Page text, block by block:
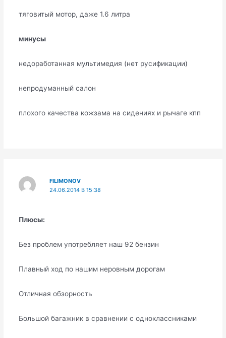
тяговитый мотор, даже 1.6 литра
минусы
недоработанная мультимедия (нет русификации)
непродуманный салон
плохого качества кожзама на сидениях и рычаге кпп
FILIMONOV
24.06.2014 В 15:38
Плюсы:
Без проблем употребляет наш 92 бензин
Плавный ход по нашим неровным дорогам
Отличная обзорность
Большой багажник в сравнении с одноклассниками